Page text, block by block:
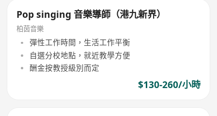
Pop singing 音樂導師（港九新界）
柏茵音樂
彈性工作時間，生活工作平衡
自選分校地點，就近教學方便
酬金按教授級別而定
$130-260/小時